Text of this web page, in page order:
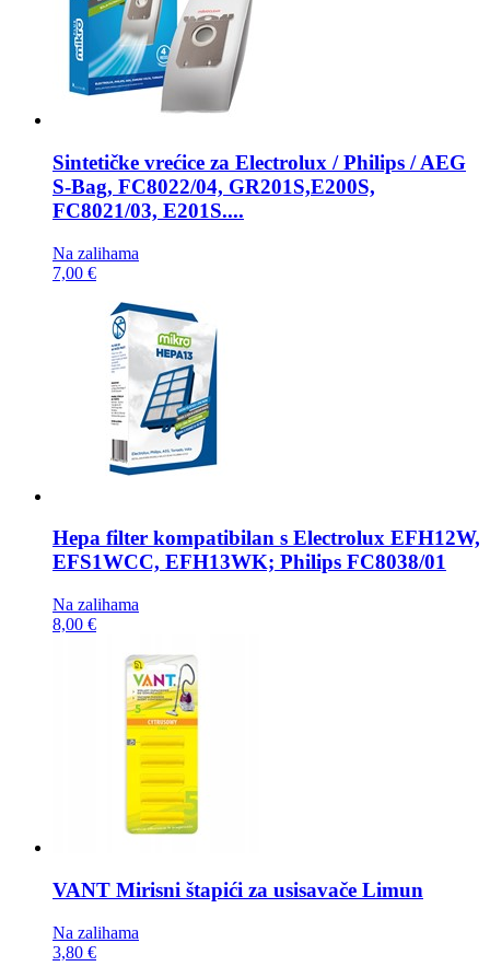
Sintetičke vrećice za Electrolux / Philips / AEG
S-Bag, FC8022/04, GR201S,E200S,
FC8021/03, E201S....
Na zalihama
7,00 €
Hepa filter kompatibilan s Electrolux EFH12W,
EFS1WCC, EFH13WK; Philips FC8038/01
Na zalihama
8,00 €
VANT Mirisni štapići za usisavače Limun
Na zalihama
3,80 €